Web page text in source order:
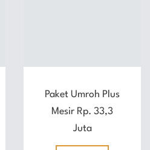
Paket Umroh Plus
Mesir Rp. 33,3
Juta